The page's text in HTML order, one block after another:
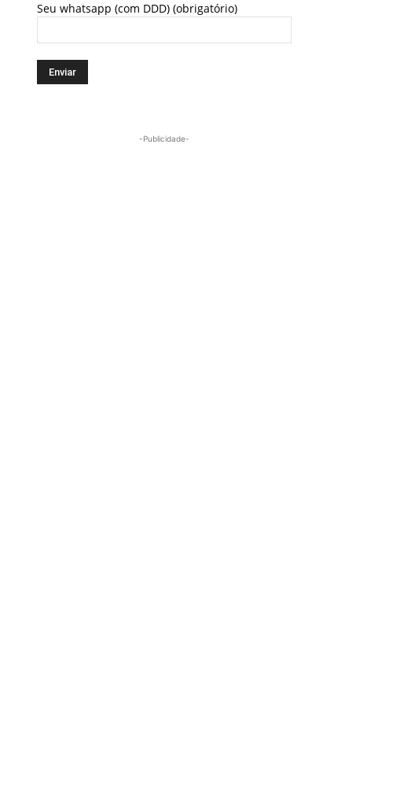
Seu whatsapp (com DDD) (obrigatório)
-Publicidade-